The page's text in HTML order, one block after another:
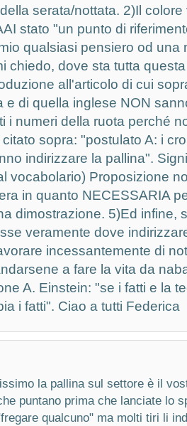
serata/nottata. 2)Il
stato "un punto di
qualsiasi pensiero od una
chiedo, dove sta tutta
all'articolo di cui
e di quella inglese NON
i numeri della ruota perché
sopra: "postulato A: i
indirizzare la pallina".
vocabolario) Proposizione
in quanto NECESSARIA
dimostrazione. 5)Ed infine,
veramente dove
incessantemente di
a fare la vita da
A. Einstein: "se i fatti e la
i fatti". Ciao a tutti Federica
la pallina sul settore è il
puntano prima che lanciate lo
qualcuno" ma molti tiri li